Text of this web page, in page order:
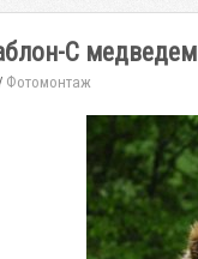
С медведем
Фотомонтаж